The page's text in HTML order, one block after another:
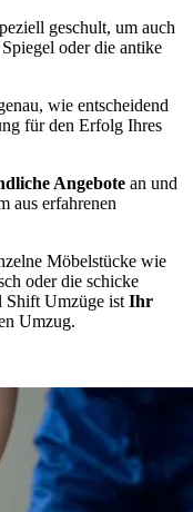
geschult, um auch
oder die antike
wie entscheidend
für den Erfolg Ihres
Angebote an und
aus erfahrenen
Möbelstücke wie
oder die schicke
Shift Umzüge ist Ihr
Umzug.